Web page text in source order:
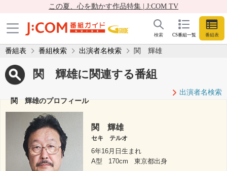
この夏、心を動かす作品特集 | J:COM TV
CS番組一覧 番組表
検索
番組表 番組検索 出演者名検索 関 輝雄
関 輝雄に関連する番組
出演者名検索
関 輝雄のプロフィール
関 輝雄
セキ テルオ
6年16月日生まれ
A型
170cm
東京都出身